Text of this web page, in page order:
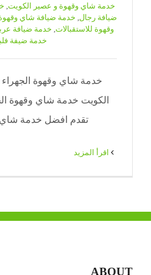
خدمة شاي وقهوة و عصير الكويت
ضيافة رجال خدمة ضيافة شاي
وقهوة للاستقبالات خدمة ضيافة
خدمة ضيفة
الكويت خدمة شاي وقهوة
تقدم افضل خدمة شاي
ABOUT